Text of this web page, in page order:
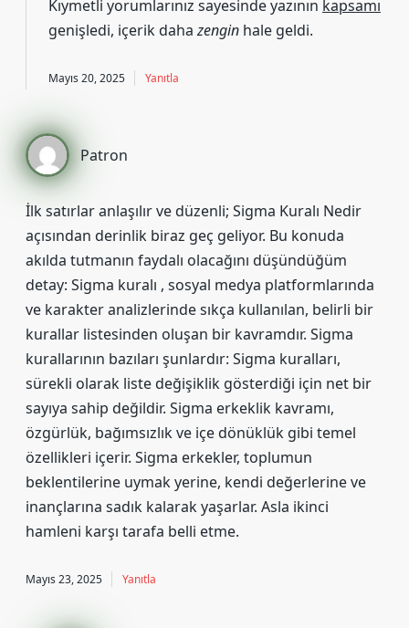
Kıymetli yorumlarınız sayesinde yazının kapsamı
genişledi, içerik dahazengin hale geldi.
Mayıs 20, 2025 Yanıtla
Patron
İlk satırlar anlaşılır ve düzenli; Sigma Kuralı Nedir
açısından derinlik biraz geç geliyor. Bu konuda
akılda tutmanın faydalı olacağını düşündüğüm
detay: Sigma kuralı , sosyal medya platformlarında
ve karakter analizlerinde sıkça kullanılan, belirli bir
kurallar listesinden oluşan bir kavramdır. Sigma
kurallarının bazıları şunlardır: Sigma kuralları,
sürekli olarak liste değişiklik gösterdiği için net bir
sayıya sahip değildir. Sigma erkeklik kavramı,
özgürlük, bağımsızlık ve içe dönüklük gibi temel
özellikleri içerir. Sigma erkekler, toplumun
beklentilerine uymak yerine, kendi değerlerine ve
inançlarına sadık kalarak yaşarlar. Asla ikinci
hamleni karşı tarafa belli etme.
Mayıs 23, 2025 Yanıtla